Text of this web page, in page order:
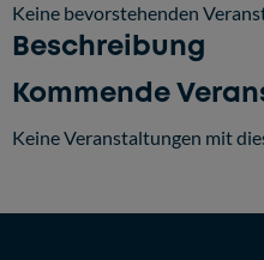
Keine bevorstehenden
Beschreibung
Kommende
Keine Veranstaltungen mit